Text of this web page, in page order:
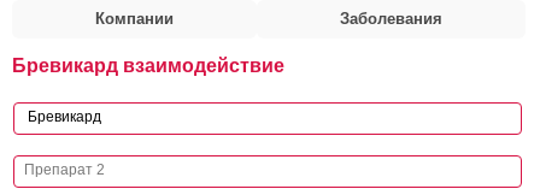
Компании Заболевания
Бревикард взаимодействие